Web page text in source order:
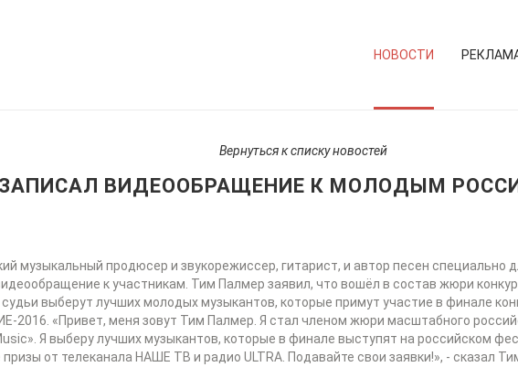
НОВОСТИ
Вернуться к списку новостей
ВИДЕООБРАЩЕНИЕ К МОЛОДЫМ
музыкальный продюсер и звукорежиссер, гитарист, и автор песен специально
к участникам. Тим Палмер заявил, что вошёл в состав жюри
выберут лучших молодых музыкантов, которые примут участие в финале
2016. «Привет, меня зовут Тим Палмер. Я стал членом жюри масштабного
Я выберу лучших музыкантов, которые в финале выступят на российском
от телеканала НАШЕ ТВ и радио ULTRA. Подавайте свои заявки!», - сказал